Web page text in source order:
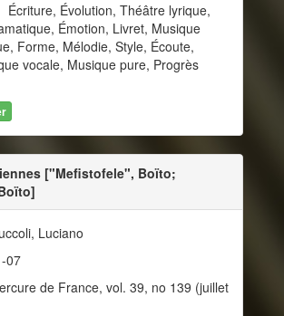
Écriture, Évolution, Théâtre lyrique,
Émotion, Livret, Musique
Forme, Mélodie, Style, Écoute,
vocale, Musique pure, Progrès
["Mefistofele", Boïto;
Luciano
07
de France, vol. 39, no 139 (juillet